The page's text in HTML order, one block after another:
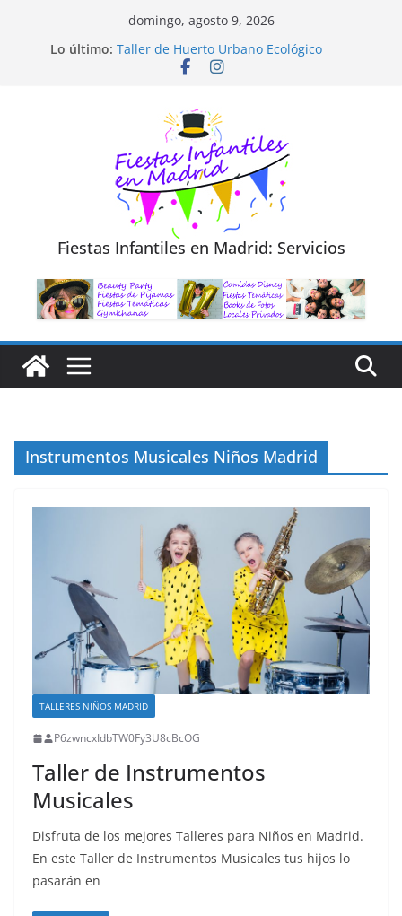
domingo, agosto 9, 2026
Lo último: Taller de Huerto Urbano Ecológico
TALLER FOTOGRAFÍA LA NATURALEZA
Trivial Virtual para niños
Fiestas Infantiles en Madrid: Servicios
Instrumentos Musicales Niños Madrid
TALLERES NIÑOS MADRID
P6zwncxIdbTW0Fy3U8cBcOG
Taller de Instrumentos
Musicales
Disfruta de los mejores Talleres para Niños en Madrid.
En este Taller de Instrumentos Musicales tus hijos lo
pasarán en